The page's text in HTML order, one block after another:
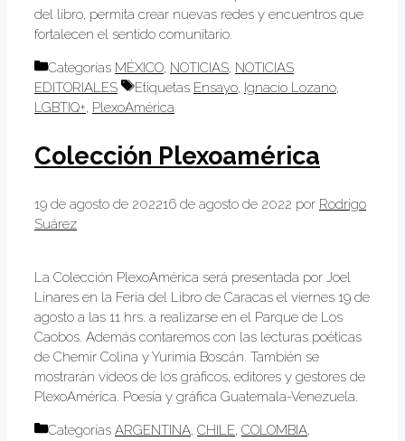
del libro, permita crear nuevas redes y encuentros que
fortalecen el sentido comunitario.
Categorías MÉXICO, NOTICIAS, NOTICIAS
EDITORIALES
Etiquetas Ensayo, Ignacio Lozano,
LGBTIQ+, PlexoAmérica
Colección Plexoamérica
19 de agosto de 202216 de agosto de 2022 por Rodrigo
Suárez
La Colección PlexoAmérica será presentada por Joel
Linares en la Feria del Libro de Caracas el viernes 19 de
agosto a las 11 hrs. a realizarse en el Parque de Los
Caobos. Además contaremos con las lecturas poéticas
de Chemir Colina y Yurimia Boscán. También se
mostrarán videos de los gráficos, editores y gestores de
PlexoAmérica. Poesía y gráfica Guatemala-Venezuela.
Categorías ARGENTINA, CHILE, COLOMBIA,